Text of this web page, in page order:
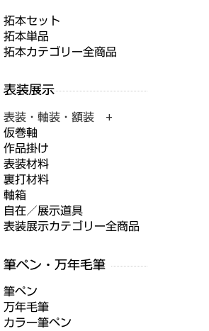
拓本セット
拓本単品
拓本カテゴリー全商品
表装・軸装・額装 +
仮巻軸
作品掛け
表装材料
裏打材料
軸箱
自在／展示道具
表装展示カテゴリー全商品
筆ペン
万年毛筆
カラー筆ペン